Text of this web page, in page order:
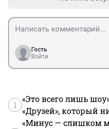
Гость
Войти
1
«Это всего лишь
«Друзей», который
«Минус — слишком